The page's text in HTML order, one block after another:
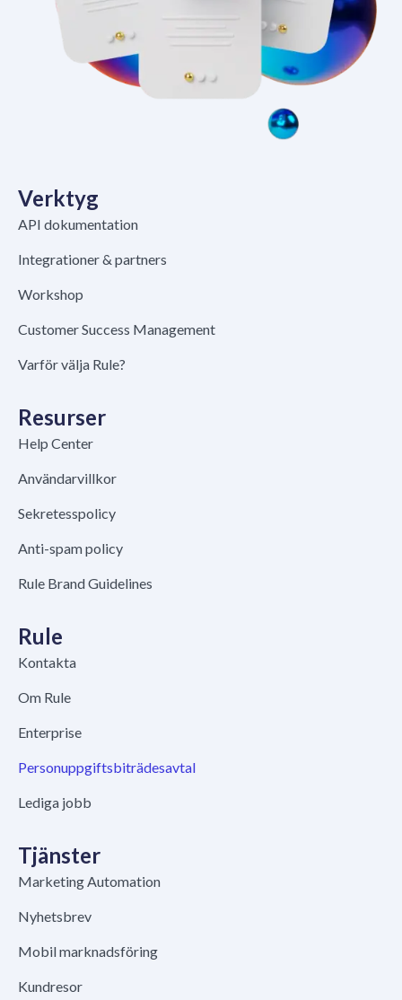
Verktyg
API dokumentation
Integrationer & partners
Workshop
Customer Success Management
Varför välja Rule?
Resurser
Help Center
Användarvillkor
Sekretesspolicy
Anti-spam policy
Rule Brand Guidelines
Rule
Kontakta
Om Rule
Enterprise
Personuppgiftsbiträdesavtal
Lediga jobb
Tjänster
Marketing Automation
Nyhetsbrev
Mobil marknadsföring
Kundresor